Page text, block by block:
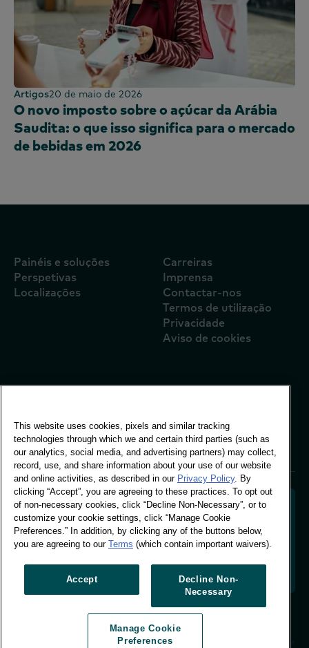
Artigos20 de maio de 2026
O novo imposto sobre o açúcar da Arábia
Saudita: o que isso significa para o mercado
de bebidas em 2026
Painéis e soluções
Perspetivas
Localizações
Carreiras
Imprensa
Contactar-nos
Termos de utilização
Privacidade
Aviso de cookies
Stamford St, London
London SE1 9LQ
T +44 (0)207 076 9000
Descodificar o comportamento dos compradores
para moldar o futuro da sua marca. Transformar
para impulsionar o crescimento com base em dados.
Gerir preferências de cookies
© Worldpanel 2026
This website uses cookies, pixels and similar tracking
technologies through which we and certain third parties (such as
our analytics, social media, and advertising partners) may collect,
record, use, and share information about your use of our website
and online activities, as described in our Privacy Policy. By
clicking “Accept”, you are agreeing to these practices. To opt out
of non-necessary cookies, click “Decline Non-Necessary”, or to
customize your cookie settings, click “Manage Cookie
Preferences.” In addition, by clicking any of the buttons below,
you are agreeing to our Terms (which contain important waivers).
Accept
Decline Non-
Necessary
Manage Cookie
Preferences